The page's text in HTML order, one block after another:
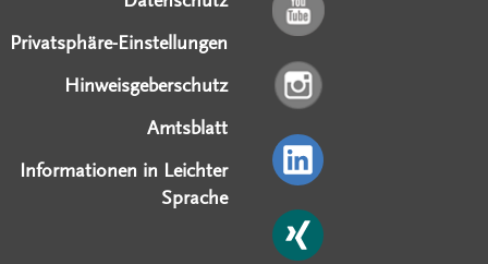
Privatsphäre-Einstellungen
Hinweisgeberschutz
Amtsblatt
Informationen in Leichter
Sprache